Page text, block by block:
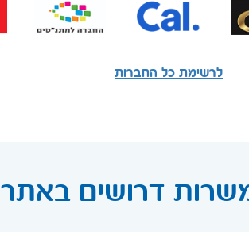
לרשימת כל החברות
דרושים באתר